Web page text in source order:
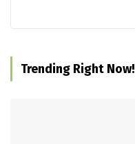
Trending Right Now!